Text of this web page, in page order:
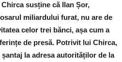
susține că Ilan Șor,
miliardului furat, nu are de
celor trei bănci, așa cum a
de presă. Potrivit lui Chirca,
la adresa autorităților de la